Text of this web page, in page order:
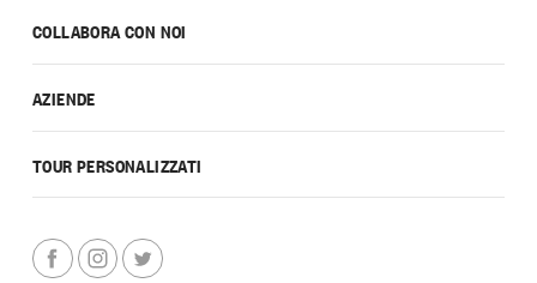
COLLABORA CON NOI
AZIENDE
TOUR PERSONALIZZATI